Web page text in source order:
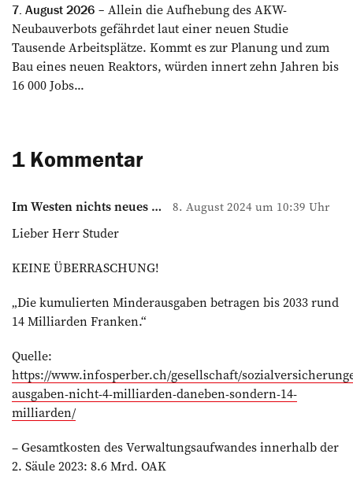
7. August 2026
Allein die Aufhebung des AKW-
Neubauverbots gefährdet laut einer neuen Studie
Tausende Arbeitsplätze. Kommt es zur Planung und zum
Bau eines neuen Reaktors, würden innert zehn Jahren bis
16 000 Jobs...
1 Kommentar
Im Westen nichts neues … 8. August 2024 um 10:39 Uhr
Lieber Herr Studer
KEINE ÜBERRASCHUNG!
„Die kumulierten Minderausgaben betragen bis 2033 rund
14 Milliarden Franken.“
Quelle:
https://www.infosperber.ch/gesellschaft/
ausgaben-nicht-4-milliarden-daneben-sondern-14-
milliarden/
– Gesamtkosten des Verwaltungsaufwandes innerhalb der
2. Säule 2023: 8.6 Mrd. OAK